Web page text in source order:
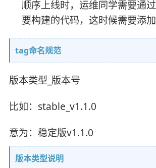
顺序上线时，运维同学需要通
要构建的代码，这时候需要添加
tag命名规范
版本类型_版本号
比如：stable_v1.1.0
意为：稳定版v1.1.0
版本类型说明